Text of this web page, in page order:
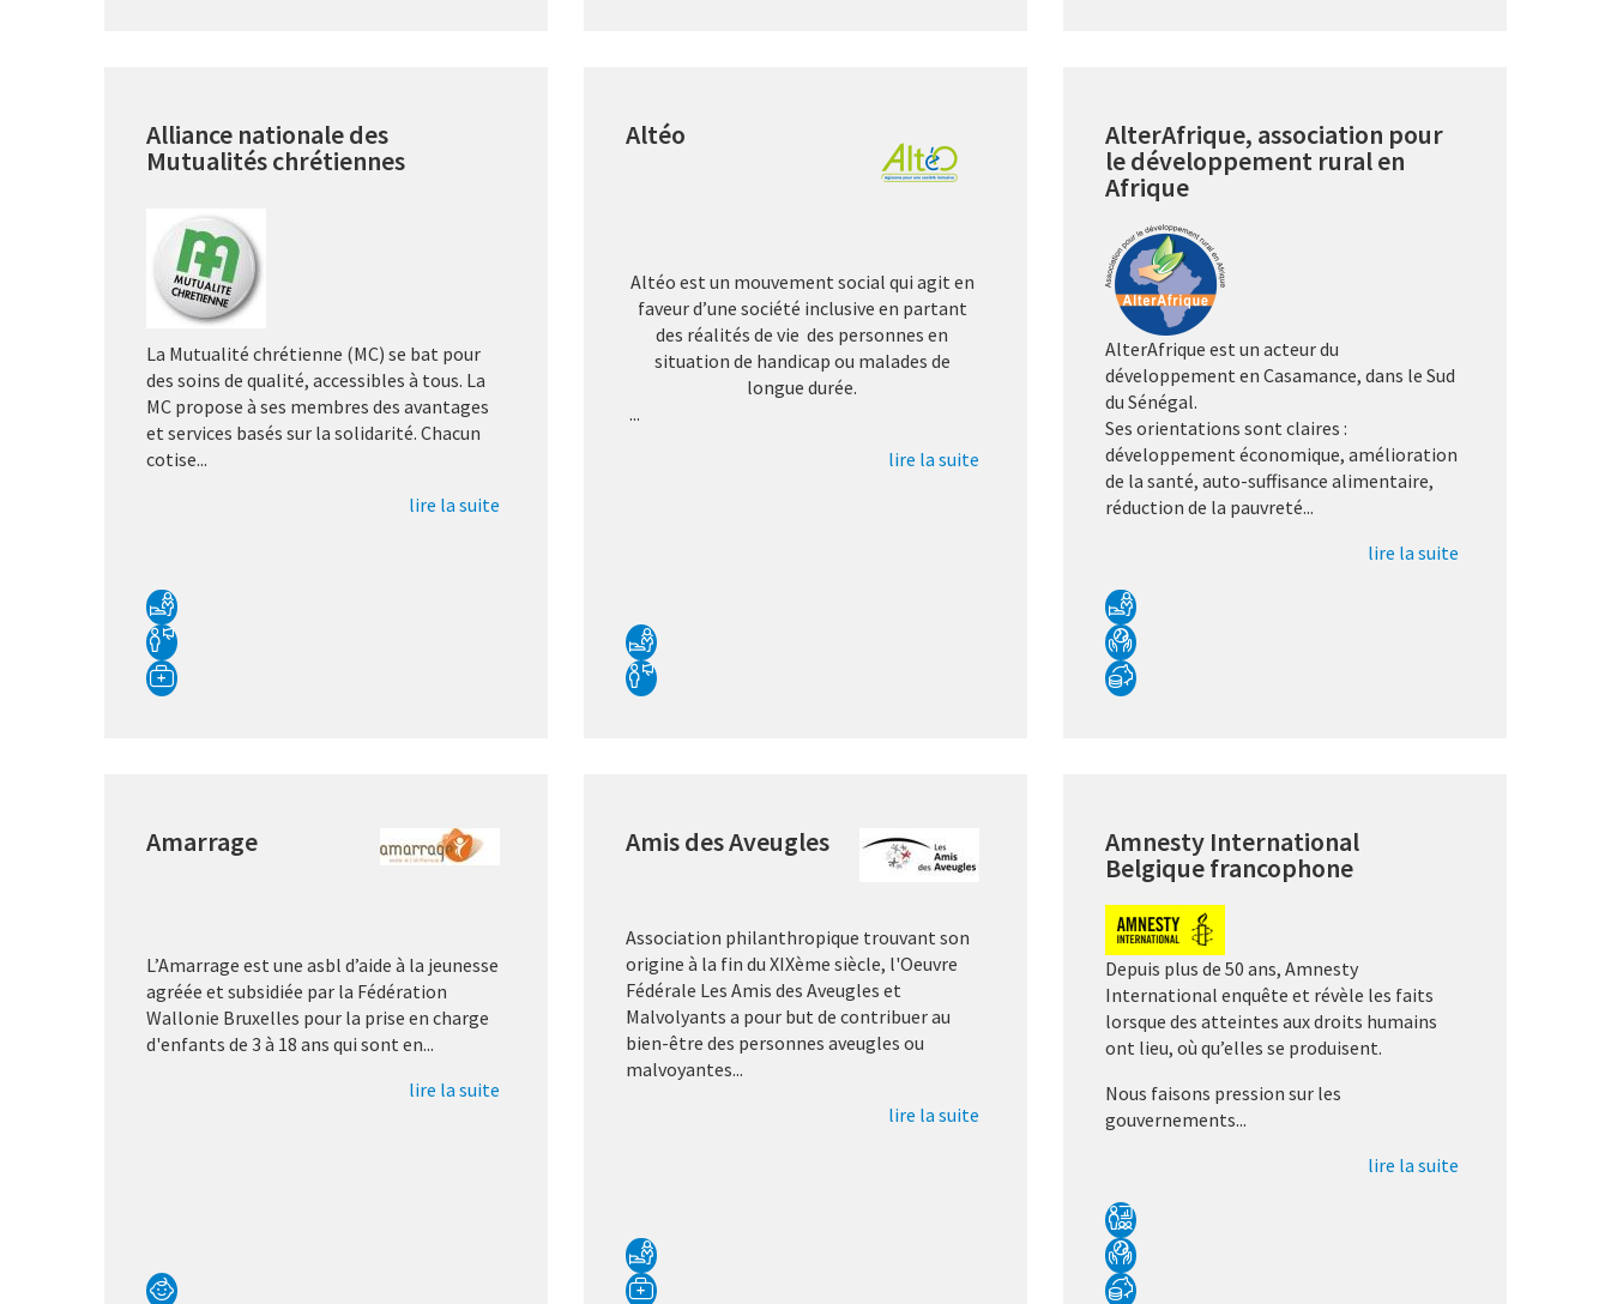
Alliance nationale des
Mutualités chrétiennes
La Mutualité chrétienne (MC) se bat pour
des soins de qualité, accessibles à tous. La
MC propose à ses membres des avantages
et services basés sur la solidarité. Chacun
cotise...
lire la suite
Altéo
Altéo est un mouvement social qui agit en
faveur d’une société inclusive en partant
des réalités de vie des personnes en
situation de handicap ou malades de
longue durée.
...
lire la suite
AlterAfrique, association pour
le développement rural en
Afrique
AlterAfrique est un acteur du
développement en Casamance, dans le Sud
du Sénégal.
Ses orientations sont claires :
développement économique, amélioration
de la santé, auto-suffisance alimentaire,
réduction de la pauvreté...
lire la suite
Amarrage
L’Amarrage est une asbl d’aide à la jeunesse
agréée et subsidiée par la Fédération
Wallonie Bruxelles pour la prise en charge
d'enfants de 3 à 18 ans qui sont en...
lire la suite
Amis des Aveugles
Association philanthropique trouvant son
origine à la fin du XIXème siècle, l'Oeuvre
Fédérale Les Amis des Aveugles et
Malvolyants a pour but de contribuer au
bien-être des personnes aveugles ou
malvoyantes...
lire la suite
Amnesty International
Belgique francophone
Depuis plus de 50 ans, Amnesty
International enquête et révèle les faits
lorsque des atteintes aux droits humains
ont lieu, où qu’elles se produisent.
Nous faisons pression sur les
gouvernements...
lire la suite